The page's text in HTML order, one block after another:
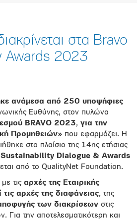
στα Bravo
Awards 2023
ανάμεσα από 250 υποψήφιες
Ευθύνης, στον πυλώνα
BRAVO 2023, για την
Προμηθειών» που εφαρμόζει. Η
στο πλαίσιο της 14ης ετήσιας
Sustainability Dialogue & Awards
από το QualityNet Foundation.
τις αρχές της Εταιρικής
τις αρχές της διαφάνειας, της
των διακρίσεων στις
Για την αποτελεσματικότερη και